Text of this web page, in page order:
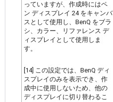
っていますが、作成時にはペ
ン ディスプレイ 24 をキャンバ
スとして使用し、BenQ をブラ
シ、カラー、リファレンス デ
ィスプレイとして使用しま
す。
[14] この設定では、BenQ ディ
スプレイのみを表示でき、作
成中に使用しないため、他の
ディスプレイに切り替わるこ